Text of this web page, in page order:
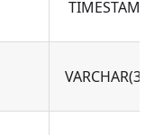
TIMESTAMP
VARCHAR(30)